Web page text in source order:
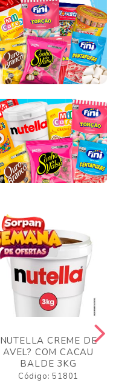
NUTELLA CREME DE
AVEL? COM CACAU
BALDE 3KG
Código: 51801